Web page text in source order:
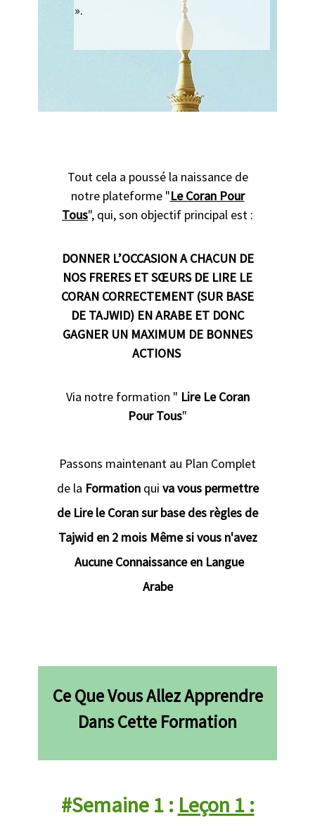
».
Tout cela a poussé la naissance de
notre plateforme "Le Coran Pour
Tous", qui, son objectif principal est :
DONNER L’OCCASION A CHACUN DE
NOS FRERES ET SŒURS DE LIRE LE
CORAN CORRECTEMENT (SUR BASE
DE TAJWID) EN ARABE ET DONC
GAGNER UN MAXIMUM DE BONNES
ACTIONS
Via notre formation " Lire Le Coran
Pour Tous"
Passons maintenant au Plan Complet
de la Formationqui va vous permettre
de Lire le Coran sur base des règles de
Tajwid en 2 mois Même si vous n'avez
Aucune Connaissance en Langue
Arabe
Ce Que Vous Allez Apprendre
Dans Cette Formation
#Semaine 1 : Leçon 1 :